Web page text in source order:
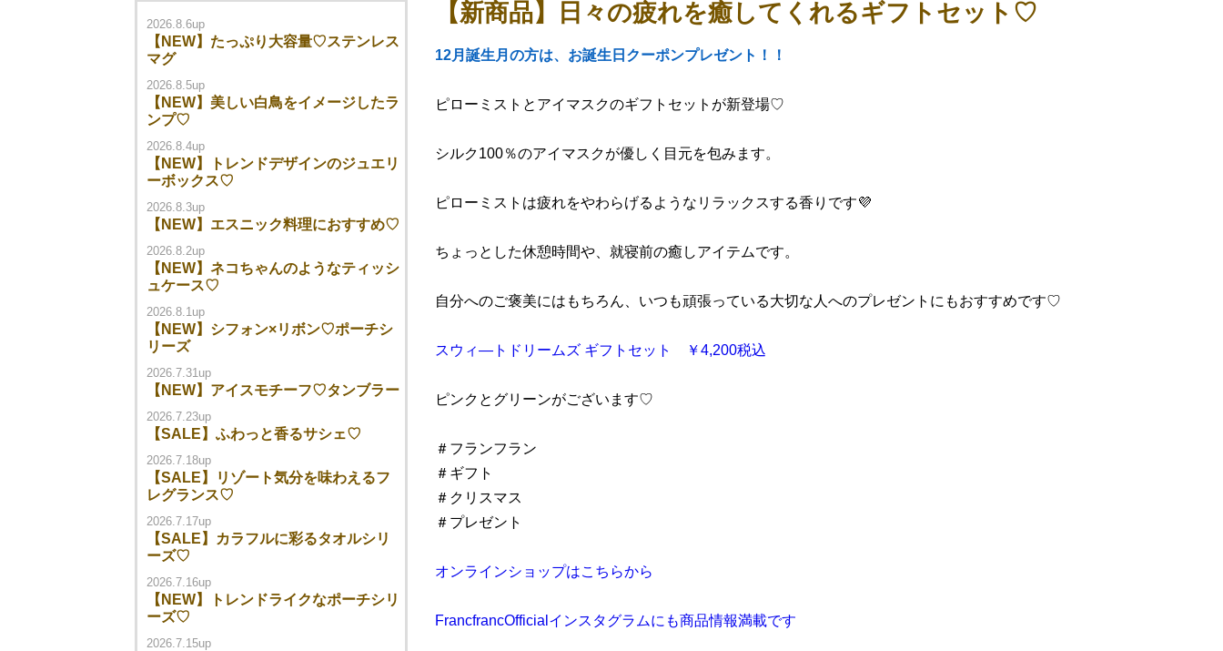
2026.8.6up
【NEW】たっぷり大容量♡ステンレス
マグ
2026.8.5up
【NEW】美しい白鳥をイメージしたラ
ンプ♡
2026.8.4up
【NEW】トレンドデザインのジュエリ
ーボックス♡
2026.8.3up
【NEW】エスニック料理におすすめ♡
2026.8.2up
【NEW】ネコちゃんのようなティッシ
ュケース♡
2026.8.1up
【NEW】シフォン×リボン♡ポーチシ
リーズ
2026.7.31up
【NEW】アイスモチーフ♡タンブラー
2026.7.23up
【SALE】ふわっと香るサシェ♡
2026.7.18up
【SALE】リゾート気分を味わえるフ
レグランス♡
2026.7.17up
【SALE】カラフルに彩るタオルシリ
ーズ♡
2026.7.16up
【NEW】トレンドライクなポーチシリ
ーズ♡
2026.7.15up
【新商品】日々の疲れを癒してくれるギフトセット♡
12月誕生月の方は、お誕生日クーポンプレゼント！！
ピローミストとアイマスクのギフトセットが新登場♡
シルク100％のアイマスクが優しく目元を包みます。
ピローミストは疲れをやわらげるようなリラックスする香りです💜
ちょっとした休憩時間や、就寝前の癒しアイテムです。
自分へのご褒美にはもちろん、いつも頑張っている大切な人へのプレゼントにもおすすめです♡
スウィ―トドリームズ ギフトセット ￥4,200税込
ピンクとグリーンがございます♡
＃フランフラン
＃ギフト
＃クリスマス
＃プレゼント
オンラインショップはこちらから
FrancfrancOfficialインスタグラムにも商品情報満載です